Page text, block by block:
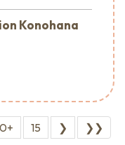
Konohana
15 ❯ ❯❯